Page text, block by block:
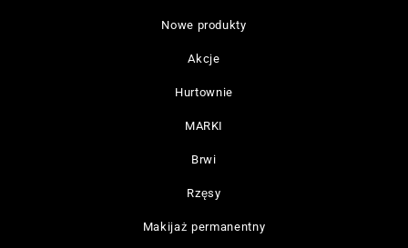
Nowe produkty
Akcje
Hurtownie
MARKI
Brwi
Rzęsy
Makijaż permanentny